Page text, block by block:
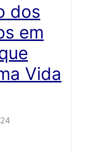
dos
em
Vida